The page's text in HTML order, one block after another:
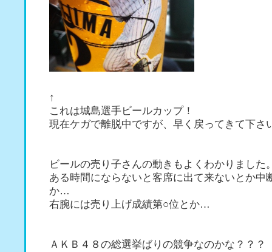
↑
これは城島選手ビールカップ！
現在ケガで離脱中ですが、早く戻ってきて下さ
ビールの売り子さんの動きもよくわかりました
ある時間にならないと客席に出て来ないとか中
か…
右腕には売り上げ成績第○位とか…
ＡＫＢ４８の総選挙ばりの競争なのかな？？？